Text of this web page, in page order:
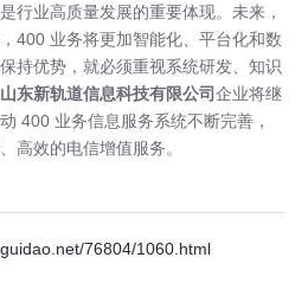
行业高质量发展的重要体现。未来，
400 业务将更加智能化、平台化和数
持优势，就必须重视系统研发、知识
山东新轨道信息科技有限公司企业将继
400 业务信息服务系统不断完善，
高效的电信增值服务。
76804/1060.html